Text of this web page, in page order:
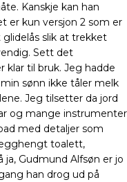
Kanskje kan han
er kun versjon 2 som er
slik at trekket
Sett det
klar til bruk. Jeg hadde
sønn ikke tåler melk
Jeg tilsetter da jord
og mange instrumenter
med detaljer som
toalett,
Gudmund Alfsøn er jo
han drog ud på